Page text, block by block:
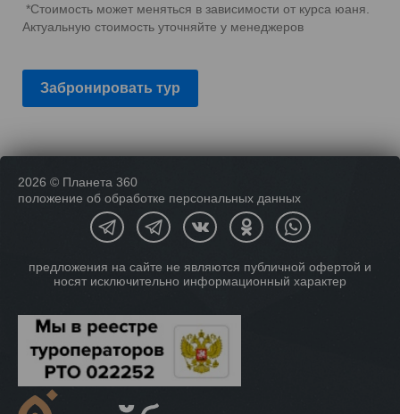
*Стоимость может меняться в зависимости от курса юаня.
Актуальную стоимость уточняйте у менеджеров
Забронировать тур
2026 © Планета 360
положение об обработке персональных данных
предложения на сайте не являются публичной офертой и
носят исключительно информационный характер